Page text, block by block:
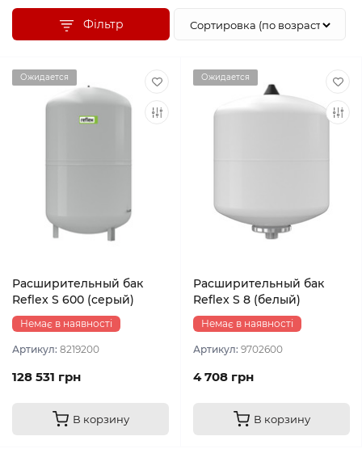
Фільтр
Ожидается
Расширительный бак
Reflex S 600 (серый)
Немає в наявності
Артикул: 8219200
128 531 грн
В корзину
Ожидается
Расширительный бак
Reflex S 8 (белый)
Немає в наявності
Артикул: 9702600
4 708 грн
В корзину